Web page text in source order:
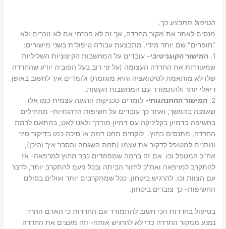
הטיפול מתבצע כך:
מנסים לאתר את מקור החרדה, אך זה לא הכרחי אם לא זוכרים ולא
"חופרים" שם יותר מידי. מתבצעת עבודה טיפולית בשני מישורים:
1. המישור הקוגניטיבי– עובדים על המחשבות הקיצוניות השליליות
שמעוררות את החרדה העצומה (על פי רוב בעל הפוביה יודע שהחרדה
שלו לא מותאמת לסיטואציה והיא מוגזמת) ולומדים איך לחשוב באופן
ריאלי יותר ולהתמודד עם המחשבות הקשות.
2. המישור ההתנהגותי- לומדים טכניקות הרגעה עצמית כמו אלו
שאמנה בהמשך, ואחר כך עובדים על חשיפות הדרגתיות- מתחילים
בחשיפה בדמיון בקליניקה עם דמיון מודרך ולאט לאט, בהתאם לרמת
החרדה, מתנסים בחוץ. לוקחים מחט דמה או סיכה כמו בדיקור סיני
ונותנים למטופל לדקור את עצמו (תחת השגחה והסבר איך והיכן),
אח"כ המטפל וכו. אם זה ברמה שמפחדים כבר מחוץ למרפאה- אז
להתקרב למרפאה ואח"כ לחזור הביתה ובכל פעם להתקרב יותר, לדבר
עם הצוות וכו. להרגיש ביטחון. ככל שמתקרבים יותר ועולים בסולם
החשיפות- כך צוברים ביטחון.
בטיפול בחרדות הכי חשוב להתמודד עם החרדות כי האדם החרד
נמנע ממקור החרדה כדי לא להרגיש אותה- וזה מעצים את החרדה